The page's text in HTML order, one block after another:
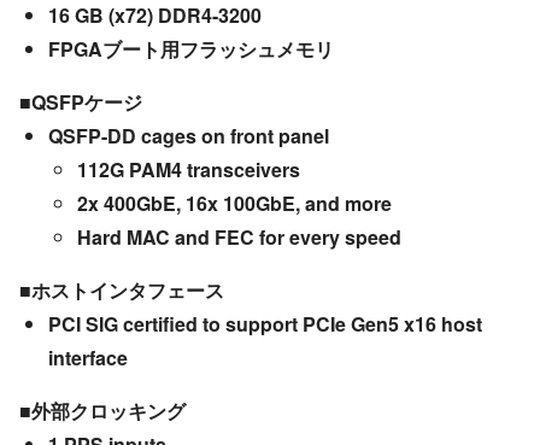
16 GB (x72) DDR4-3200
FPGAブート用フラッシュメモリ
■QSFPケージ
QSFP-DD cages on front panel
112G PAM4 transceivers
2x 400GbE, 16x 100GbE, and more
Hard MAC and FEC for every speed
■ホストインタフェース
PCI SIG certified to support PCIe Gen5 x16 host
interface
■外部クロッキング